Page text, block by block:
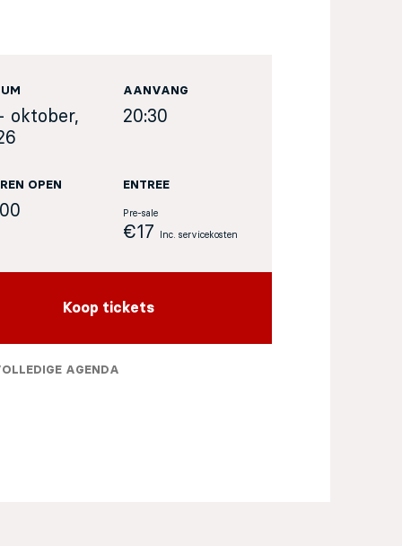
oktober,
AANVANG
20:30
OPEN ENTREE
Pre-sale
€17 Inc. servicekosten
Koop tickets
AGENDA